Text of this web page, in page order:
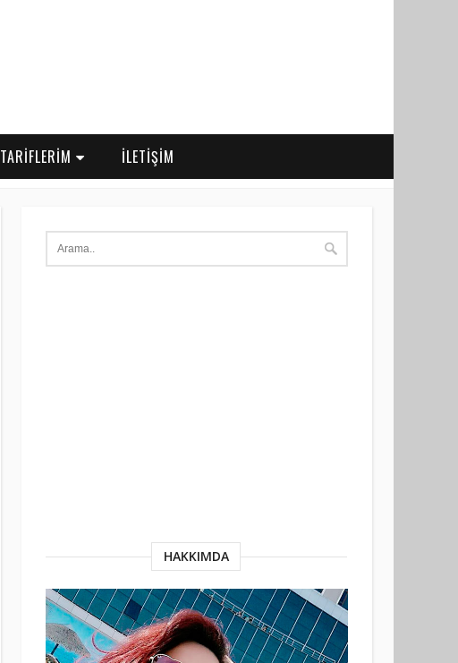
TARİFLERİM İLETİŞİM
HAKKIMDA